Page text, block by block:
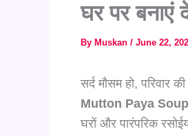
घर पर
By Muskan / June 22,
सर्द मौसम हो, परिवार
Mutton Paya Soup
घरों और पारंपरिक